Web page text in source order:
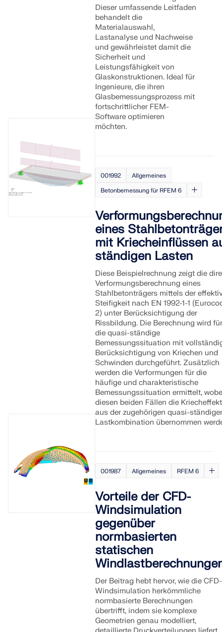
Dieser umfassende Leitfaden
behandelt die
Materialauswahl,
Lastanalyse und Nachweise
und gewährleistet damit die
Sicherheit und
Leistungsfähigkeit von
Glaskonstruktionen. Ideal für
Ingenieure, die ihren
Glasbemessungsprozess mit
fortschrittlicher FEM-
Software optimieren
möchten.
001992
Allgemeines
Betonbemessung für RFEM 6
eines
mit Kriecheinflüssen
ständigen Lasten
Diese Beispielrechnung zeigt die
Verformungsberechnung eines
Stahlbetonträgers mittels der
Steifigkeit nach EN 1992-1-1
2) unter Berücksichtigung der
Rissbildung. Die Berechnung wird
die quasi-ständige
Bemessungssituation mit
Berücksichtigung von Kriechen und
Schwinden durchgeführt. Zusätzlich
werden die Verformungen für die
häufige und charakteristische
Bemessungssituation ermittelt,
diesen beiden Fällen die
aus der zugehörigen quasi-
Lastkombination übernommen
001987 Allgemeines RFEM 6
Vorteile der CFD-
Windsimulation
gegenüber
normbasierten
statischen
Der Beitrag hebt hervor, wie die CFD-
Windsimulation herkömmliche
normbasierte Berechnungen
übertrifft, indem sie komplexe
Geometrien genau modelliert,